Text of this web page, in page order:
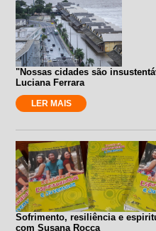
"Nossas cidades são
Luciana Ferrara
LER MAIS
Sofrimento, resiliência e
com Susana Rocca